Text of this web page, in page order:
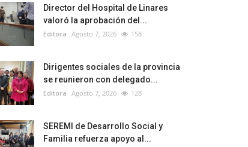
Director del Hospital de Linares
valoró la aprobación del...
Editora Agosto 7, 2026 158
Dirigentes sociales de la provincia
se reunieron con delegado...
Editora Agosto 7, 2026 128
SEREMI de Desarrollo Social y
Familia refuerza apoyo al...